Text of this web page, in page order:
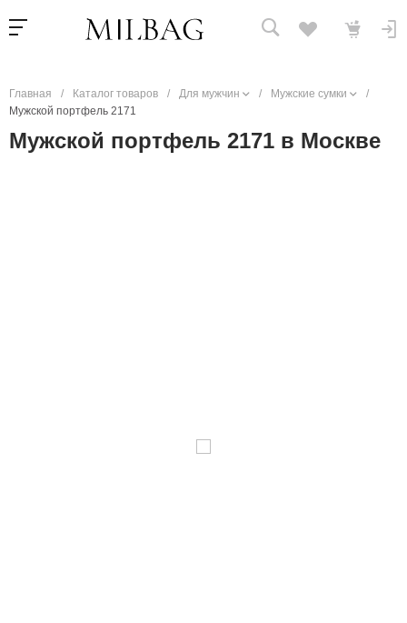
Главная / Каталог товаров / Для мужчин / Мужские сумки
/
Мужской портфель 2171
Мужской портфель 2171 в Москве